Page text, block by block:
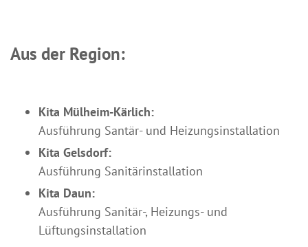
Aus der Region:
Kita Mülheim-Kärlich:
Ausführung Santär- und Heizungsinstallation
Kita Gelsdorf:
Ausführung Sanitärinstallation
Kita Daun:
Ausführung Sanitär-, Heizungs- und
Lüftungsinstallation